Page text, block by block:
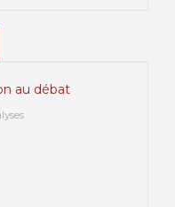
au débat